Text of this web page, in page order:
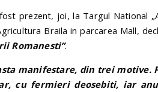
prezent, joi, la Targul National
Braila in parcarea Mall,
Romanesti”.
manifestare, din trei
cu fermieri deosebiti, iar